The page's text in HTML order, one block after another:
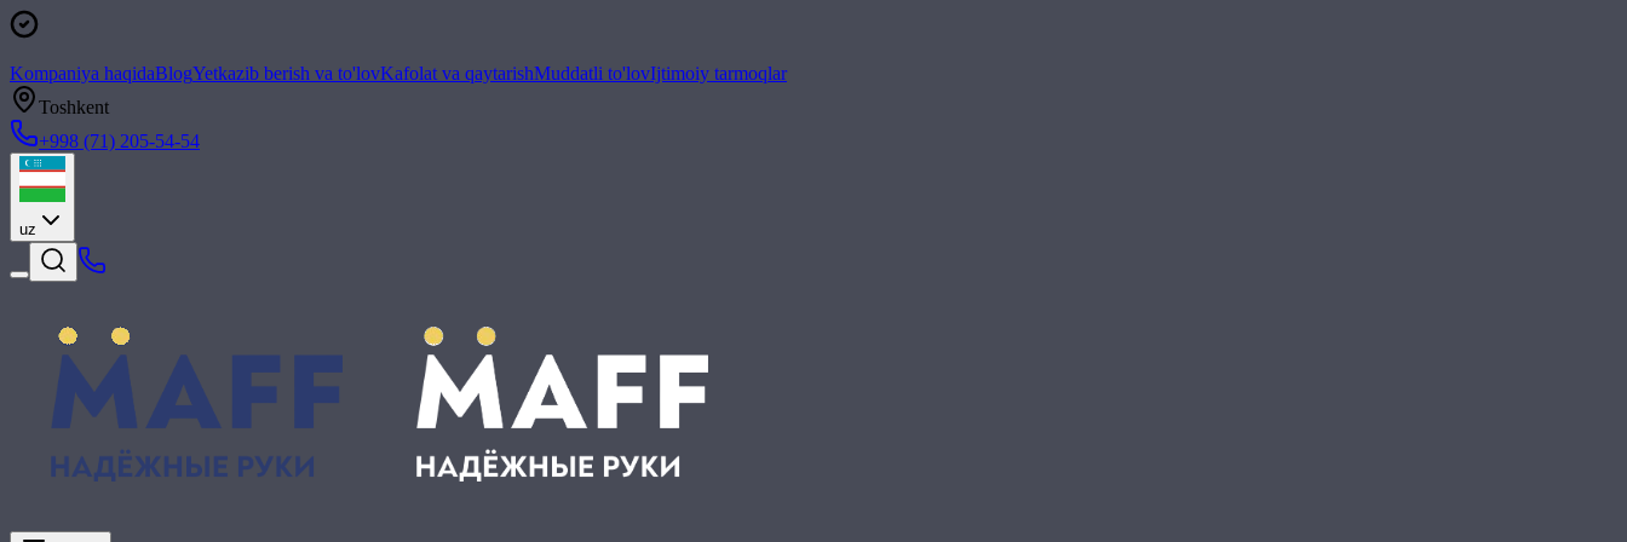
Kompaniya haqidaBlogYetkazib berish va to'lovKafolat va qaytarishMuddatli to'lovIjtimoiy tarmoqlar
Toshkent
+998 (71) 205-54-54
uz